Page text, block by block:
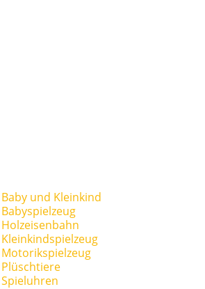
Baby und Kleinkind
Babyspielzeug
Holzeisenbahn
Kleinkindspielzeug
Motorikspielzeug
Plüschtiere
Spieluhren